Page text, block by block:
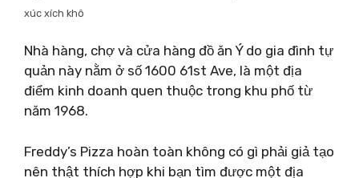
xúc xích khô
Nhà hàng, chợ và cửa hàng đồ ăn Ý do gia đình tự
quản này nằm ở số 1600 61st Ave, là một địa
điểm kinh doanh quen thuộc trong khu phố từ
năm 1968.
Freddy’s Pizza hoàn toàn không có gì phải giả tạo
nên thật thích hợp khi bạn tìm được một địa